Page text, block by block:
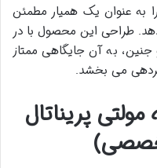
به عنوان یک همیار مطمئن
طراحی این محصول با در
به آن جایگاهی ممتاز
می بخشد.
پریناتال